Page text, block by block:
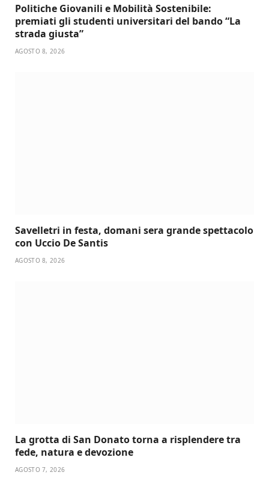
Politiche Giovanili e Mobilità Sostenibile:
premiati gli studenti universitari del bando “La
strada giusta”
AGOSTO 8, 2026
Savelletri in festa, domani sera grande spettacolo
con Uccio De Santis
AGOSTO 8, 2026
La grotta di San Donato torna a risplendere tra
fede, natura e devozione
AGOSTO 7, 2026